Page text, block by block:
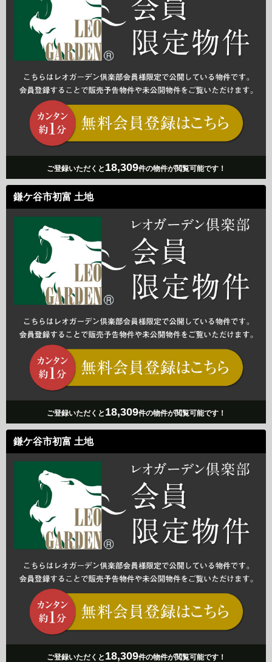
ご登録いただくと 18,309件の物件が閲覧可能です！
鎌ケ谷市初富 土地
ご登録いただくと 18,309件の物件が閲覧可能です！
鎌ケ谷市初富 土地
ご登録いただくと 18,309件の物件が閲覧可能です！